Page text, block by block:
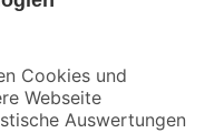
mehr verpassen!